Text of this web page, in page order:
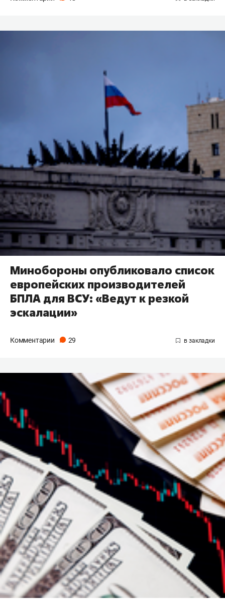
Минобороны опубликовало список
европейских производителей
БПЛА для ВСУ: «Ведут к резкой
эскалации»
Комментарии 29